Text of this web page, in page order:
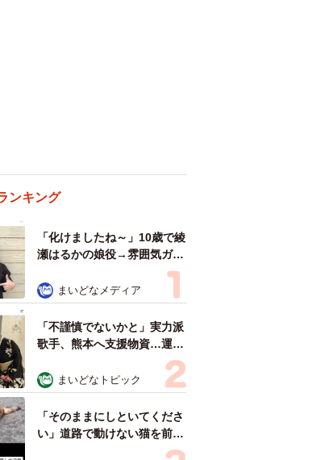
ンキング
「化けましたね～」10歳で綾
瀬はるかの娘役→雰囲気ガラ
リの18歳に成長 「メイクで
雰囲気が」「宝塚に入れそ
う」
まいどなメディア
「不謹慎でないかと」実力派
歌手、熊本へ支援物資…運搬
トラックの車体デザインにた
めらい 「痛いほど伝わる」
「行動され立派」
まいどなトピック
「そのままにしといてくださ
い」道路で動けない猫を前に
返された一言… 懸命に生き